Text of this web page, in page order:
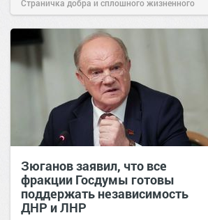
Страничка добра и сплошного жизненного
позитива!14:5612 сен 2024
Зюганов заявил, что все
фракции Госдумы готовы
поддержать независимость
ДНР и ЛНР